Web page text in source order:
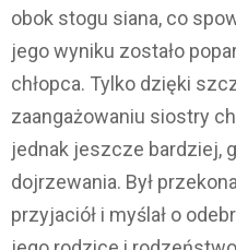
obok stogu siana, co
jego wyniku zostało
chłopca. Tylko dzięki
zaangażowaniu siostry
jednak jeszcze bardziej,
dojrzewania. Był
przyjaciół i myślał o